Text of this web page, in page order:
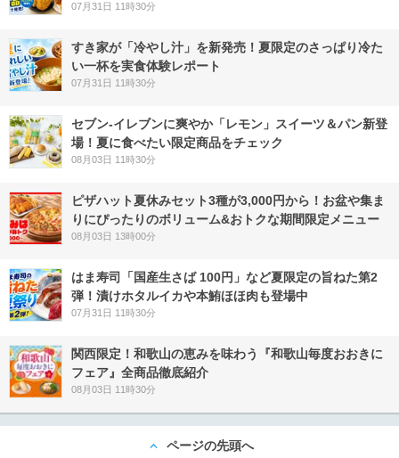
07月31日 11時30分
すき家が「冷やし汁」を新発売！夏限定のさっぱり冷た
い一杯を実食体験レポート
07月31日 11時30分
セブン‐イレブンに爽やか「レモン」スイーツ＆パン新登
場！夏に食べたい限定商品をチェック
08月03日 11時30分
ピザハット夏休みセット3種が3,000円から！お盆や集ま
りにぴったりのボリューム&おトクな期間限定メニュー
08月03日 13時00分
はま寿司「国産生さば 100円」など夏限定の旨ねた第2
弾！漬けホタルイカや本鮪ほほ肉も登場中
07月31日 11時30分
関西限定！和歌山の恵みを味わう『和歌山毎度おおきに
フェア』全商品徹底紹介
08月03日 11時30分
ページの先頭へ